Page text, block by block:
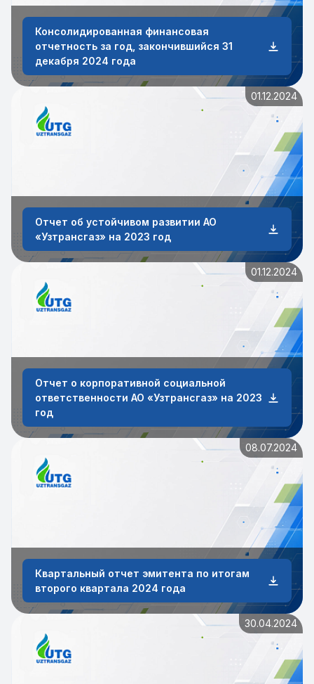
Консолидированная финансовая
отчетность за год, закончившийся 31
декабря 2024 года
01.12.2024
Отчет об устойчивом развитии АО
«Узтрансгаз» на 2023 год
01.12.2024
Отчет о корпоративной социальной
ответственности АО «Узтрансгаз» на 2023
год
08.07.2024
Квартальный отчет эмитента по итогам
второго квартала 2024 года
30.04.2024